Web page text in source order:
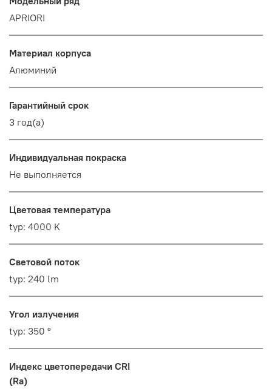
APRIORI
Материал корпуса
Алюминий
Гарантийный срок
3 год(а)
Индивидуальная покраска
Не выполняется
Цветовая температура
typ: 4000 K
Световой поток
typ: 240 lm
Угол излучения
typ: 350 °
Индекс цветопередачи CRI
(Ra)